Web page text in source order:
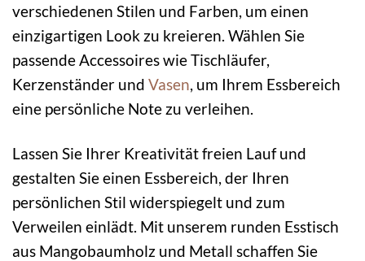
verschiedenen Stilen und Farben, um einen
einzigartigen Look zu kreieren. Wählen Sie
passende Accessoires wie Tischläufer,
Kerzenständer und Vasen, um Ihrem Essbereich
eine persönliche Note zu verleihen.
Lassen Sie Ihrer Kreativität freien Lauf und
gestalten Sie einen Essbereich, der Ihren
persönlichen Stil widerspiegelt und zum
Verweilen einlädt. Mit unserem runden Esstisch
aus Mangobaumholz und Metall schaffen Sie